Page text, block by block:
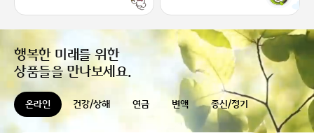
행복한 미래를 위한
상품들을 만나보세요.
온라인 건강/상해 연금 변액 종신/정기